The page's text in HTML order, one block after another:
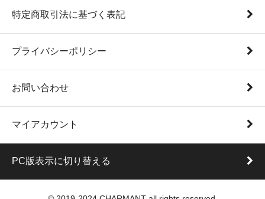
特定商取引法に基づく表記
プライバシーポリシー
お問い合わせ
マイアカウント
PC版表示に切り替える